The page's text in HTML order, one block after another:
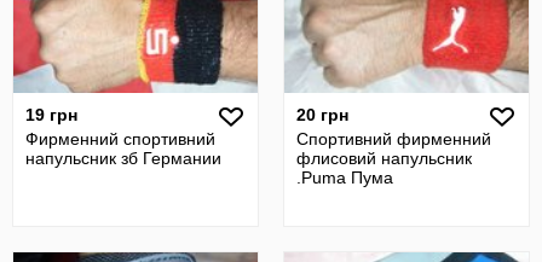
19 грн
Фирменний спортивний
напульсник зб Германии
20 грн
Спортивний фирменний
флисовий напульсник
.Puma Пума